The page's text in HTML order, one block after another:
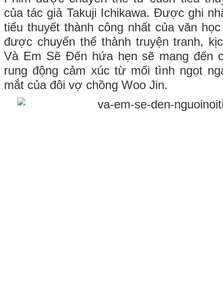
của tác giả Takuji Ichikawa. Được ghi
tiểu thuyết thành công nhất của văn
được chuyển thể thành truyện tranh,
Và Em Sẽ Đến hứa hẹn sẽ mang đến
rung động cảm xúc từ mối tình ngọt
mắt của đôi vợ chồng Woo Jin.